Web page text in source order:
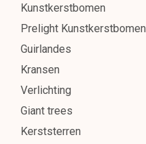
Kunstkerstbomen
Prelight Kunstkerstbomen
Guirlandes
Kransen
Verlichting
Giant trees
Kerststerren